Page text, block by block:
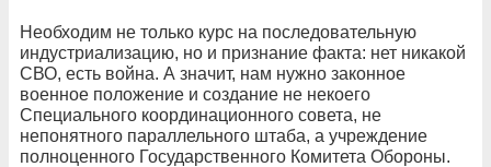
Необходим не только курс на последовательную
индустриализацию, но и признание факта: нет никакой
СВО, есть война. А значит, нам нужно законное
военное положение и создание не некоего
Специального координационного совета, не
непонятного параллельного штаба, а учреждение
полноценного Государственного Комитета Обороны.